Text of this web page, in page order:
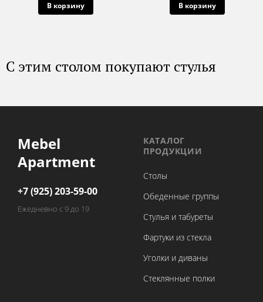
В корзину В корзину
С этим столом покупают стулья
Mebel
Apartment
+7 (925) 203-59-00
Ежедневно с 9 до 19
КАТАЛОГ
ПРОДУКЦИИ
Столы
Обеденные группы
Стулья и табуреты
Фартуки из стекла
Уголки и диваны
Стеклянные полки